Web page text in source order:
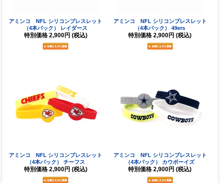
アミンコ NFL シリコンブレスレット
（4本パック） レイダース
特別価格 2,900円 (税込)
アミンコ NFL シリコンブレスレット
（4本パック） 49ers
特別価格 2,900円 (税込)
アミンコ NFL シリコンブレスレット
（4本パック） チーフス
特別価格 2,900円 (税込)
アミンコ NFL シリコンブレスレット
（4本パック） カウボーイズ
特別価格 2,900円 (税込)